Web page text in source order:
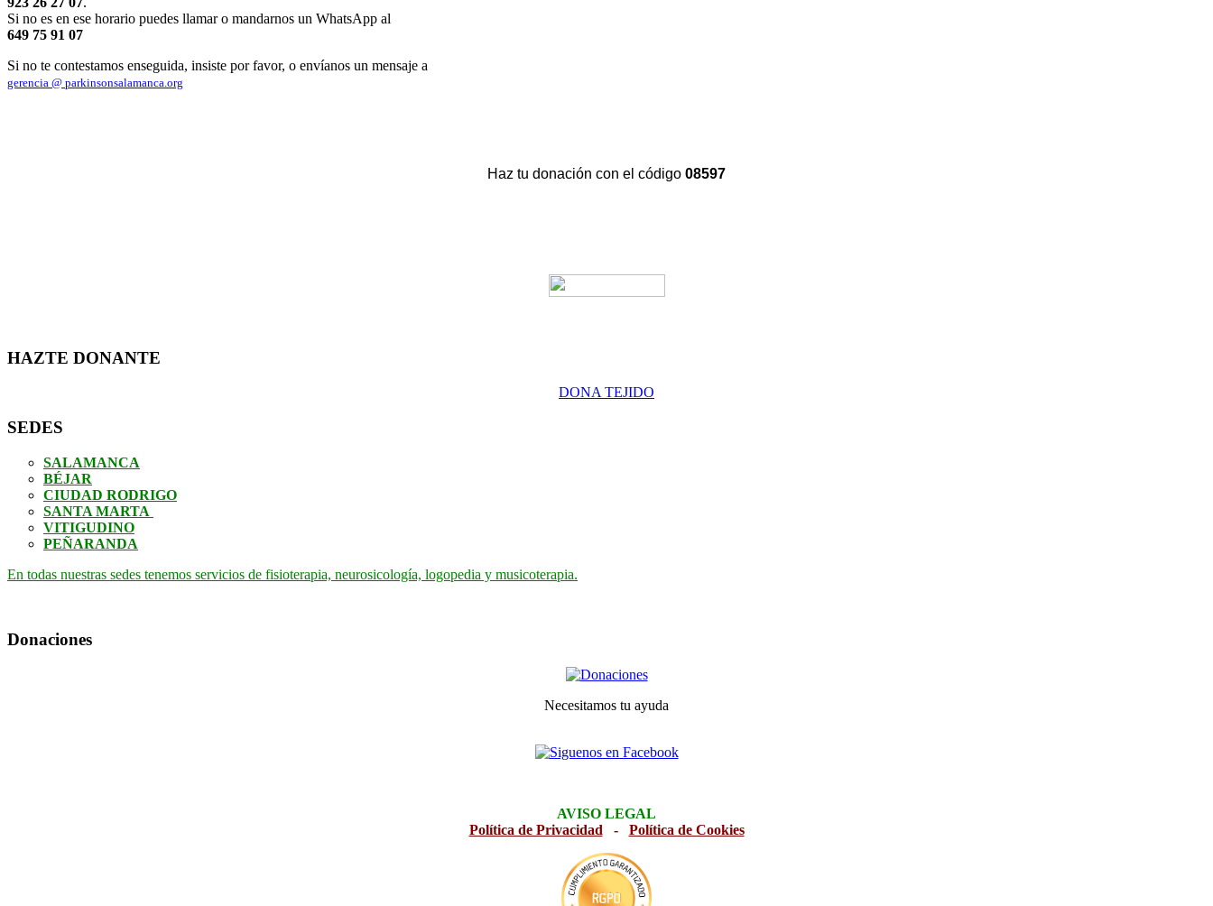
Si no es en ese horario puedes llamar o mandarnos un WhatsApp al
649 75 91 07
Si no te contestamos enseguida, insiste por favor, o envíanos un mensaje a
gerencia @ parkinsonsalamanca.org
Haz tu donación con el código 08597
HAZTE DONANTE
DONA TEJIDO
SEDES
SALAMANCA
BÉJAR
CIUDAD RODRIGO
SANTA MARTA
VITIGUDINO
PEÑARANDA
En todas nuestras sedes tenemos servicios de fisioterapia, neurosicología, logopedia y musicoterapia.
Donaciones
Necesitamos tu ayuda
AVISO LEGAL
Política de Privacidad - Política de Cookies